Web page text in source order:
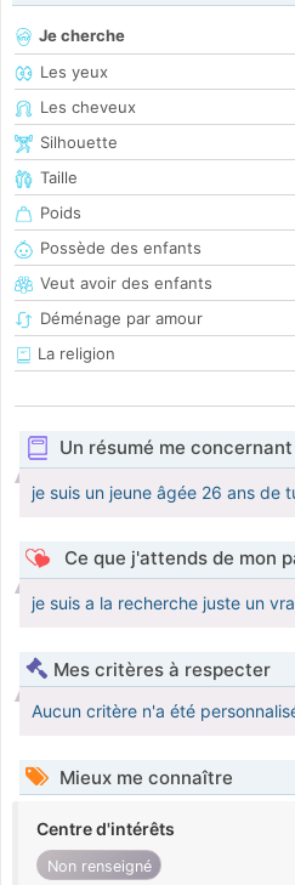
Je cherche
Les yeux
Les cheveux
Silhouette
Taille
Poids
Possède des enfants
Veut avoir des enfants
Déménage par amour
La religion
Un résumé me concernant
je suis un jeune âgée 26 ans de
Ce que j'attends de mon
je suis a la recherche juste un
Mes critères à respecter
Aucun critère n'a été
Mieux me connaître
Centre d'intérêts
Non renseigné